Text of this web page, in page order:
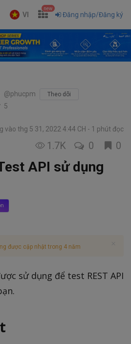
VI
new
Đăng nhập/Đăng ký
@phucpm Theo dõi
5
vào thg 5 31, 2022 4:44 CH 1 phút đọc
1.7K 0 0
API sử dụng
được cập nhật trong 4 năm
sử dụng để test REST API